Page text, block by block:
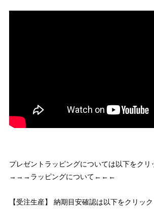
プレゼントラッピングについては以下をクリ
→→→ラッピングについて←←←
【受注生産】 納期目安確認は以下をクリック